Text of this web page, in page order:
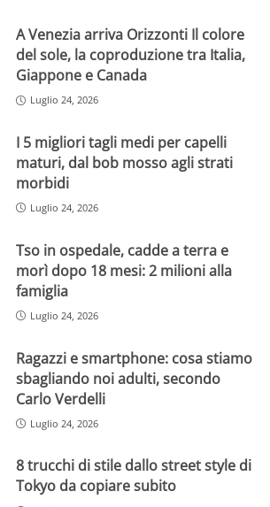
A Venezia arriva Orizzonti Il colore
del sole, la coproduzione tra Italia,
Giappone e Canada
Luglio 24, 2026
I 5 migliori tagli medi per capelli
maturi, dal bob mosso agli strati
morbidi
Luglio 24, 2026
Tso in ospedale, cadde a terra e
morì dopo 18 mesi: 2 milioni alla
famiglia
Luglio 24, 2026
Ragazzi e smartphone: cosa stiamo
sbagliando noi adulti, secondo
Carlo Verdelli
Luglio 24, 2026
8 trucchi di stile dallo street style di
Tokyo da copiare subito